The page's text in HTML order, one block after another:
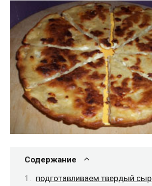
Содержание
подготавливаем твердый сыр